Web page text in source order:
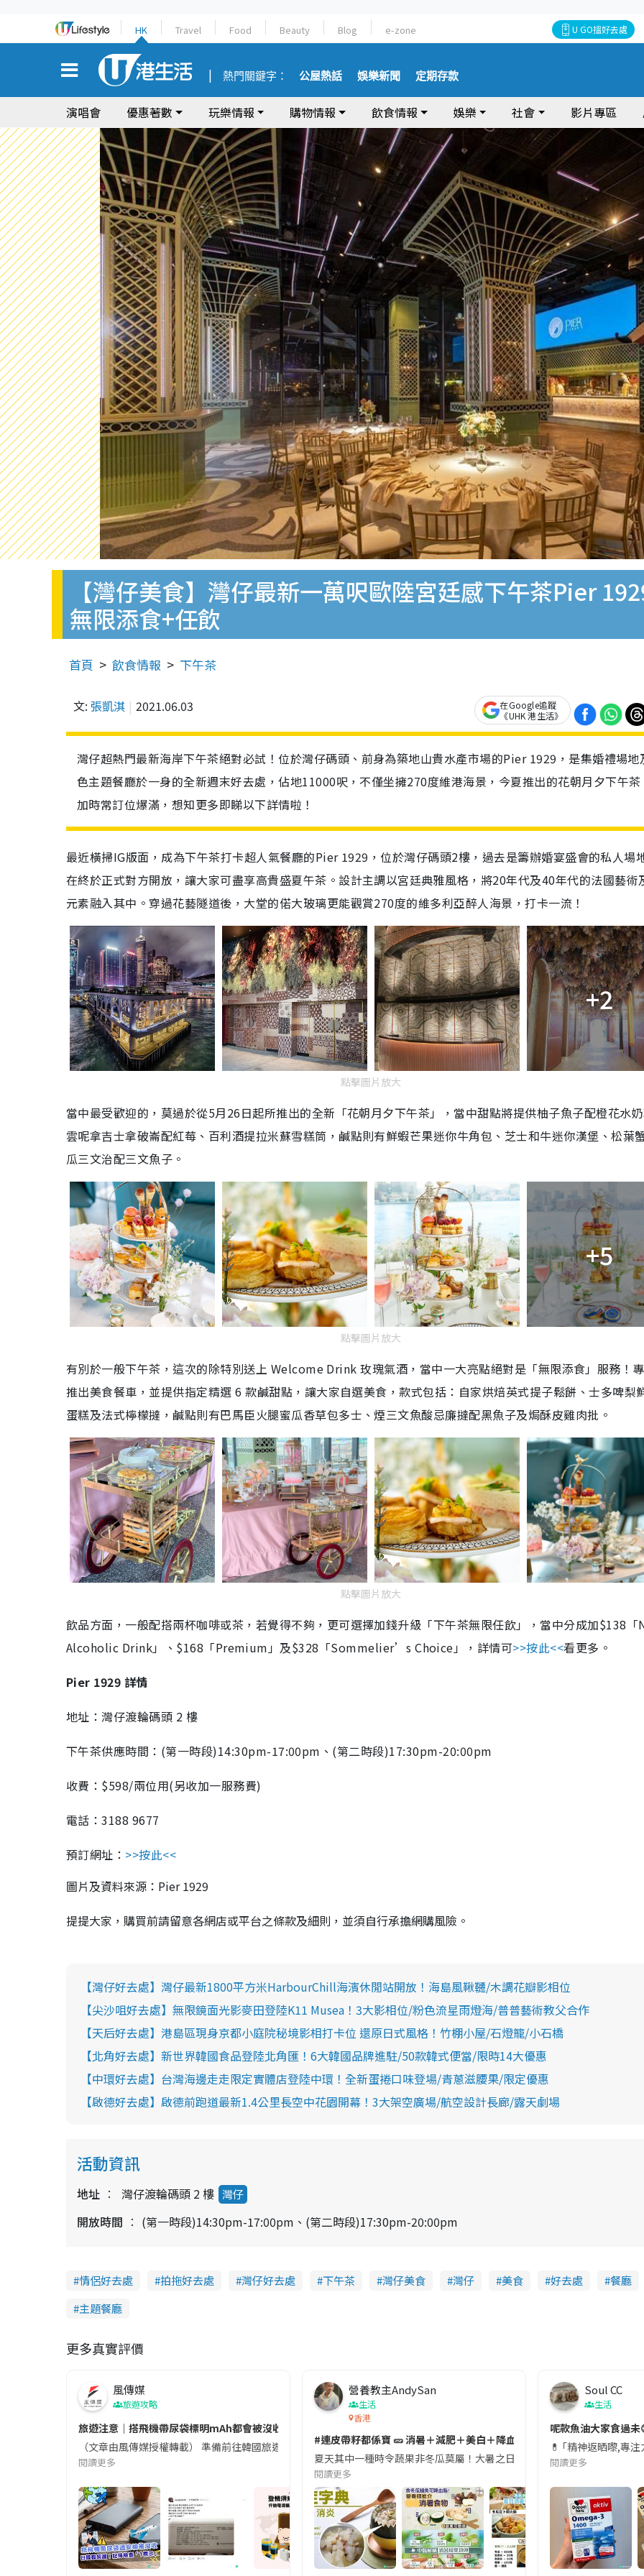
HK Travel Food Beauty Blog e-zone U GO搵好去處
熱門關鍵字： 公屋熱話 娛樂新聞 定期存款
演唱會 優惠著數 玩樂情報 購物情報 飲食情報 娛樂 社會 影片專區
【灣仔美食】灣仔最新一萬呎歐陸宮廷感下午茶Pier
無限添食+任飲
首頁 飲食情報 下午茶
文: 張凱淇 2021.06.03
在Google追蹤
《UHK 港生活》
灣仔超熱門最新海岸下午茶絕對必試！位於灣仔碼頭、前身為築地山貴水產市場的Pier 1929，是集婚禮場地
色主題餐廳於一身的全新週末好去處，佔地11000呎，不僅坐擁270度維港海景，今夏推出的花朝月夕下午
加時常訂位爆滿，想知更多即睇以下詳情啦！
最近橫掃IG版面，成為下午茶打卡超人氣餐廳的Pier 1929，位於灣仔碼頭2樓，過去是籌辦婚宴盛會的私人場
在終於正式對方開放，讓大家可盡享高貴盛夏午茶。設計主調以宮廷典雅風格，將20年代及40年代的法國藝術
元素融入其中。穿過花藝隧道後，大堂的偌大玻璃更能觀賞270度的維多利亞醉人海景，打卡一流！
+2
點擊圖片放大
當中最受歡迎的，莫過於從5月26日起所推出的全新「花朝月夕下午茶」，當中甜點將提供柚子魚子配橙花水
雲呢拿吉士拿破崙配紅莓、百利酒提拉米蘇雪糕筒，鹹點則有鮮蝦芒果迷你牛角包、芝士和牛迷你漢堡、松葉
瓜三文治配三文魚子。
+5
點擊圖片放大
有別於一般下午茶，這次的除特別送上 Welcome Drink 玫瑰氣酒，當中一大亮點絕對是「無限添食」服務！
推出美食餐車，並提供指定精選 6 款鹹甜點，讓大家自選美食，款式包括：自家烘焙英式提子鬆餅、士多啤梨
蛋糕及法式檸檬撻，鹹點則有巴馬臣火腿蜜瓜香草包多士、煙三文魚酸忌廉撻配黑魚子及焗酥皮雞肉批。
點擊圖片放大
飲品方面，一般配搭兩杯咖啡或茶，若覺得不夠，更可選擇加錢升級「下午茶無限任飲」，當中分成加$138「
Alcoholic Drink」、$168「Premium」及$328「Sommelier’s Choice」，詳情可>>按此<<看更多。
Pier 1929 詳情
地址：灣仔渡輪碼頭 2 樓
下午茶供應時間：(第一時段)14:30pm-17:00pm、(第二時段)17:30pm-20:00pm
收費：$598/兩位用(另收加一服務費)
電話：3188 9677
預訂網址： >>按此<<
圖片及資料來源：Pier 1929
提提大家，購買前請留意各網店或平台之條款及細則，並須自行承擔網購風險。
【灣仔好去處】灣仔最新1800平方米HarbourChill海濱休閒站開放！海島風鞦韆/木調花瓣影相位
【尖沙咀好去處】無限鏡面光影麥田登陸K11 Musea！3大影相位/粉色流星雨燈海/普普藝術教父合作
【天后好去處】港島區現身京都小庭院秘境影相打卡位 還原日式風格！竹棚小屋/石燈籠/小石橋
【北角好去處】新世界韓國食品登陸北角匯！6大韓國品牌進駐/50款韓式便當/限時14大優惠
【中環好去處】台灣海邊走走限定實體店登陸中環！全新蛋捲口味登場/青蔥滋腰果/限定優惠
【啟德好去處】啟德前跑道最新1.4公里長空中花園開幕！3大架空廣場/航空設計長廊/露天劇場
活動資訊
地址 灣仔渡輪碼頭 2 樓 灣仔
開放時間 (第一時段)14:30pm-17:00pm、(第二時段)17:30pm-20:00pm
情侶好去處 拍拖好去處 灣仔好去處 下午茶 灣仔美食 灣仔 美食 好去處
餐廳
主題餐廳
更多真實評價
風傳媒
旅遊攻略
旅遊注意｜搭飛機帶尿袋標明mAh都會被沒收😱出發前切記檢查「1標示」🚨
（文章由風傳媒授權轉載） 準備前往韓國旅遊的民眾，近期要特別留意隨身行李中的行動電源。一名旅客日前在機場安檢
閱讀更多
營養教主AndySan
生活
香港
#連皮帶籽都係寶 🥒 消暑＋減肥＋美白＋降血脂
夏天其中一種時令蔬果非冬瓜莫屬！大暑之日，點都要飲碗冬瓜湯消暑
閱讀更多
Soul CC
生活
呢款魚油大家食過未
💊 ｢精神返晒嚟,專
閱讀更多